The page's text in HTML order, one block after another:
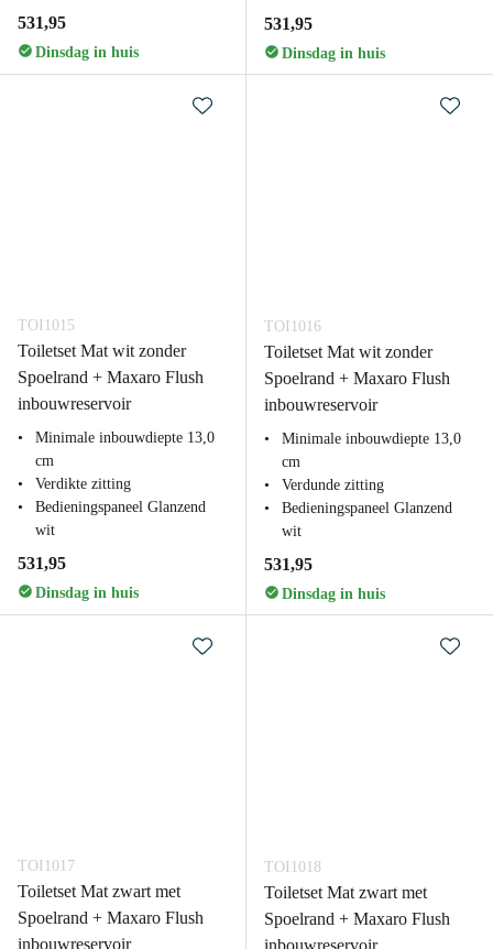
531,95
Dinsdag in huis
531,95
Dinsdag in huis
TOI1015
Toiletset Mat wit zonder
Spoelrand + Maxaro Flush
inbouwreservoir
Minimale inbouwdiepte 13,0
cm
Verdikte zitting
Bedieningspaneel Glanzend
wit
531,95
Dinsdag in huis
TOI1016
Toiletset Mat wit zonder
Spoelrand + Maxaro Flush
inbouwreservoir
Minimale inbouwdiepte 13,0
cm
Verdunde zitting
Bedieningspaneel Glanzend
wit
531,95
Dinsdag in huis
TOI1017
Toiletset Mat zwart met
Spoelrand + Maxaro Flush
inbouwreservoir
TOI1018
Toiletset Mat zwart met
Spoelrand + Maxaro Flush
inbouwreservoir